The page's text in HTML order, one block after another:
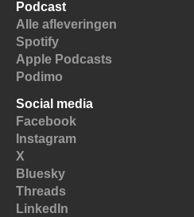
Podcast
Alle afleveringen
Spotify
Apple Podcasts
Podimo
Social media
Facebook
Instagram
X
Bluesky
Threads
LinkedIn